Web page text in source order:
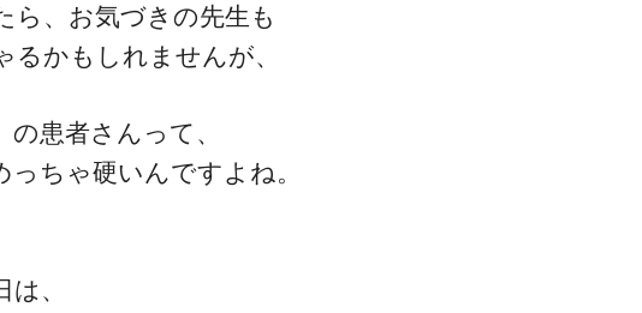
ゴッドハンド通信とは
ら、お気づきの先生も
るかもしれませんが、
の患者さんって、
っちゃ硬いんですよね。
、